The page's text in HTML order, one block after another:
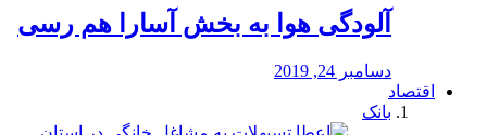
آلودگی هوا به بخش آسارا هم رسی
دسامبر 24, 2019
اقتصاد
بانک